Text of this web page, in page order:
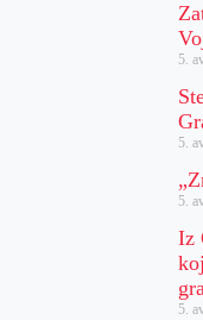
5.
5.
5.
Iz
5.